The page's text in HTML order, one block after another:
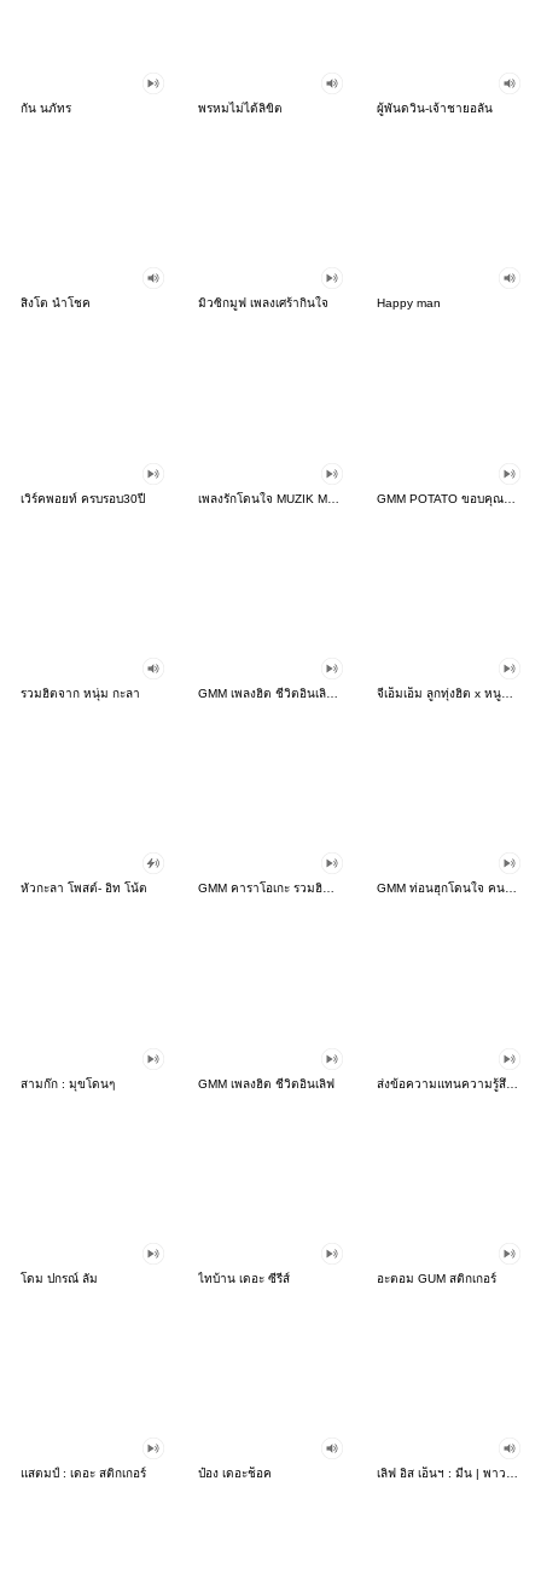
กัน นภัทร พรหมไม่ได้ลิขิต ผู้พันดวิน-เจ้าชายอลัน
สิงโต นำโชค มิวซิกมูฟ เพลงเศร้ากินใจ Happy man
เวิร์คพอยท์ ครบรอบ30ปี GMM POTATO ขอบคุณที่รักกัน
รวมฮิตจาก หนุ่ม กะลา จีเอ็มเอ็ม ลูกทุ่งฮิต x หนูหิ่น V.2
หัวกะลา โพสต์- อิท โน้ต GMM คาราโอเกะ รวมฮิต เพลงรัก เพลงเศร้า GMM ท่อนฮุกโดนใจ คนโสด
สามก๊ก : มุขโดนๆ GMM เพลงฮิต ชีวิตอินเลิฟ ส่งข้อความแทนความรู้สึกเหงากับจีเอ็มเอ็ม
โดม ปกรณ์ ลัม ไทบ้าน เดอะ ซีรีส์ อะตอม GUM สติกเกอร์
แสตมป์ : เดอะ สติกเกอร์ ป๋อง เดอะช็อค เลิฟ อิส เอ็นฯ : มีน | พาวเวอร์แบงค์